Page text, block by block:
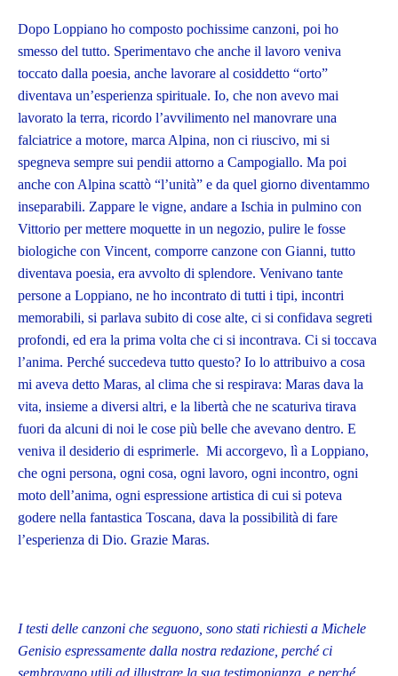
Dopo Loppiano ho composto pochissime canzoni, poi ho
smesso del tutto. Sperimentavo che anche il lavoro veniva
toccato dalla poesia, anche lavorare al cosiddetto “orto”
diventava un’esperienza spirituale. Io, che non avevo mai
lavorato la terra, ricordo l’avvilimento nel manovrare una
falciatrice a motore, marca Alpina, non ci riuscivo, mi si
spegneva sempre sui pendii attorno a Campogiallo. Ma poi
anche con Alpina scattò “l’unità” e da quel giorno diventammo
inseparabili. Zappare le vigne, andare a Ischia in pulmino con
Vittorio per mettere moquette in un negozio, pulire le fosse
biologiche con Vincent, comporre canzone con Gianni, tutto
diventava poesia, era avvolto di splendore. Venivano tante
persone a Loppiano, ne ho incontrato di tutti i tipi, incontri
memorabili, si parlava subito di cose alte, ci si confidava segreti
profondi, ed era la prima volta che ci si incontrava. Ci si toccava
l’anima. Perché succedeva tutto questo? Io lo attribuivo a cosa
mi aveva detto Maras, al clima che si respirava: Maras dava la
vita, insieme a diversi altri, e la libertà che ne scaturiva tirava
fuori da alcuni di noi le cose più belle che avevano dentro. E
veniva il desiderio di esprimerle. Mi accorgevo, lì a Loppiano,
che ogni persona, ogni cosa, ogni lavoro, ogni incontro, ogni
moto dell’anima, ogni espressione artistica di cui si poteva
godere nella fantastica Toscana, dava la possibilità di fare
l’esperienza di Dio. Grazie Maras.
I testi delle canzoni che seguono, sono stati richiesti a Michele
Genisio espressamente dalla nostra redazione, perché ci